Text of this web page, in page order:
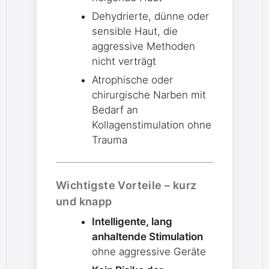
Dehydrierte, dünne oder
sensible Haut, die
aggressive Methoden
nicht verträgt
Atrophische oder
chirurgische Narben mit
Bedarf an
Kollagenstimulation ohne
Trauma
Wichtigste Vorteile – kurz
und knapp
Intelligente, lang
anhaltende Stimulation
ohne aggressive Geräte